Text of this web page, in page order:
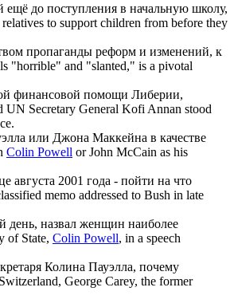
до поступления в начальную школу,
to support children from before they
пропаганды реформ и изменений, к
"horrible" and "slanted," is a pivotal
финансовой помощи Либерии,
UN Secretary General Kofi Annan stood
или Джона Маккейна в качестве
Colin Powell or John McCain as his
августа 2001 года - пойти на что
memo addressed to Bush in late
день, назвал женщин наиболее
of State, Colin Powell, in a speech
Колина Пауэлла, почему
George Carey, the former